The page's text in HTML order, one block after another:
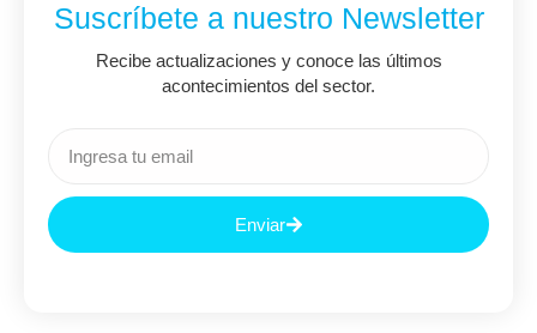
Suscríbete a nuestro Newsletter
Recibe actualizaciones y conoce las últimos
acontecimientos del sector.
Enviar